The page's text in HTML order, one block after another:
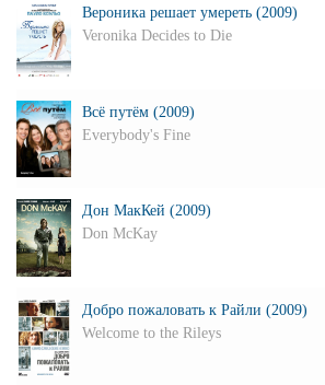
Вероника решает умереть (2009)
Veronika Decides to Die
Всё путём (2009)
Everybody's Fine
Дон МакКей (2009)
Don McKay
Добро пожаловать к Райли (2009)
Welcome to the Rileys